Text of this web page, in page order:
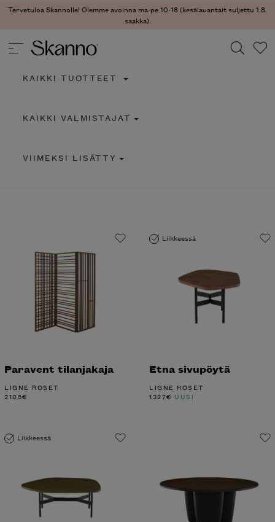
Tervetuloa Skannolle! Olemme avoinna ma-pe 10-18 (kesälauantait suljettu 1.8.
saakka).
Type 2 or more characters for results.
KAIKKI TUOTTEET
KAIKKI VALMISTAJAT
VIIMEKSI LISÄTTY
Paravent tilanjakaja
LIGNE ROSET
2105€
Liikkeessä
Etna sivupöytä
LIGNE ROSET
1327€ UUSI
Liikkeessä